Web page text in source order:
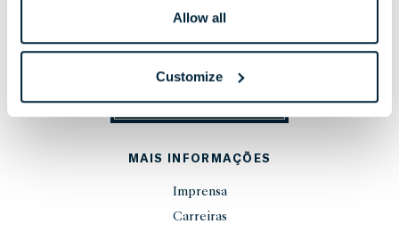
Allow all
Customize
MANTENHA-SE ATUALIZADO
INSCREVA-SE
MAIS INFORMAÇÕES
Imprensa
Carreiras